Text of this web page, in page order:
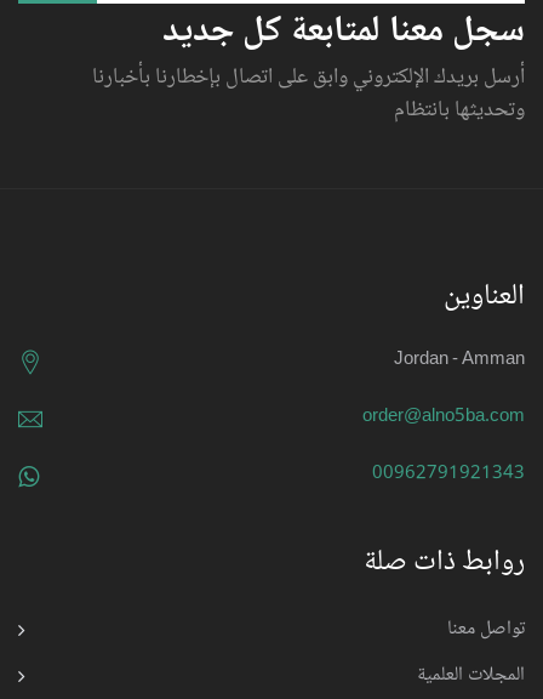
سجل معنا لمتابعة كل جديد
أرسل بريدك الإلكتروني وابق على اتصال بإخطارنا بأخبارنا
وتحديثها بانتظام
العناوين
Jordan - Amman
order@alno5ba.com
00962791921343
روابط ذات صلة
تواصل معنا
المجلات العلمية